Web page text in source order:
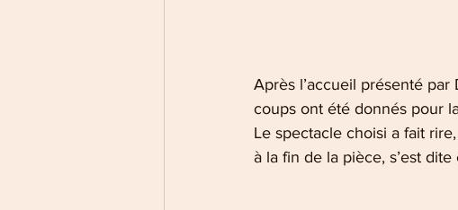
Après l’accueil présenté
coups ont été donnés pour
Le spectacle choisi a fait
à la fin de la pièce, s’est